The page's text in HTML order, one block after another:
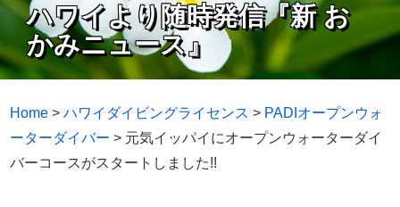
ハワイより随時発信『新 お
かみニュース』
Home >ハワイダイビングライセンス > PADIオープンウォ
ーターダイバー > 元気イッパイにオープンウォーターダイ
バーコースがスタートしました!!